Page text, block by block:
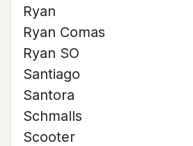
Ryan
Ryan Comas
Ryan SO
Santiago
Santora
Schmalls
Scooter